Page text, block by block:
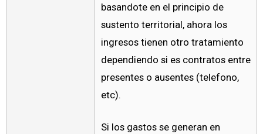
basandote en el principio de
sustento territorial, ahora los
ingresos tienen otro tratamiento
dependiendo si es contratos entre
presentes o ausentes (telefono,
etc).
Si los gastos se generan en